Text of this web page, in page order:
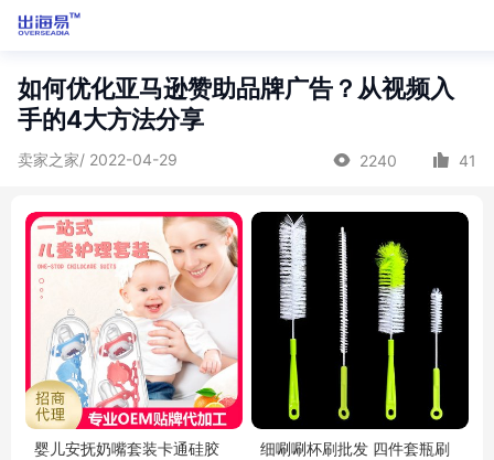
如何优化亚马逊赞助品牌广告？从视频入
手的4大方法分享
卖家之家/ 2022-04-29 2240 41
婴儿安抚奶嘴套装卡通硅胶
细唰唰杯刷批发 四件套瓶刷